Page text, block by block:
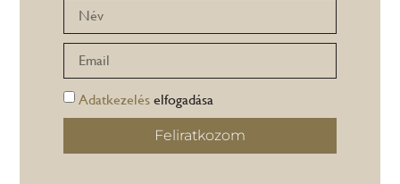
Adatkezeléselfogadása
Feliratkozom